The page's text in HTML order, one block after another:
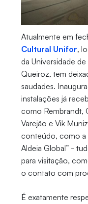
Atualmente em
Cultural Unifor,
da Universidade
Queiroz, tem
saudades.
instalações já
como Rembrandt,
Varejão e Vik
conteúdo, como a
Aldeia Global” -
para visitação,
o contato com
É exatamente